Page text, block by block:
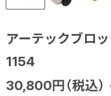
アーテックブロ
1154
30,800円（税込）